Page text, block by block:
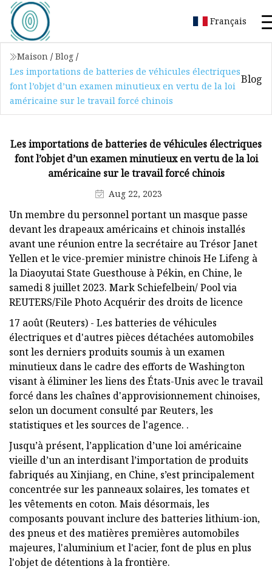
Français
Maison / Blog /
Les importations de batteries de véhicules électriques
font l’objet d’un examen minutieux en vertu de la loi
américaine sur le travail forcé chinois
Blog
Les importations de batteries de véhicules électriques
font l’objet d’un examen minutieux en vertu de la loi
américaine sur le travail forcé chinois
Aug 22, 2023
Un membre du personnel portant un masque passe
devant les drapeaux américains et chinois installés
avant une réunion entre la secrétaire au Trésor Janet
Yellen et le vice-premier ministre chinois He Lifeng à
la Diaoyutai State Guesthouse à Pékin, en Chine, le
samedi 8 juillet 2023. Mark Schiefelbein/ Pool via
REUTERS/File Photo Acquérir des droits de licence
17 août (Reuters) - Les batteries de véhicules
électriques et d'autres pièces détachées automobiles
sont les derniers produits soumis à un examen
minutieux dans le cadre des efforts de Washington
visant à éliminer les liens des États-Unis avec le travail
forcé dans les chaînes d'approvisionnement chinoises,
selon un document consulté par Reuters, les
statistiques et les sources de l'agence. .
Jusqu’à présent, l’application d’une loi américaine
vieille d’un an interdisant l’importation de produits
fabriqués au Xinjiang, en Chine, s’est principalement
concentrée sur les panneaux solaires, les tomates et
les vêtements en coton. Mais désormais, les
composants pouvant inclure des batteries lithium-ion,
des pneus et des matières premières automobiles
majeures, l'aluminium et l'acier, font de plus en plus
l'objet de détentions à la frontière.